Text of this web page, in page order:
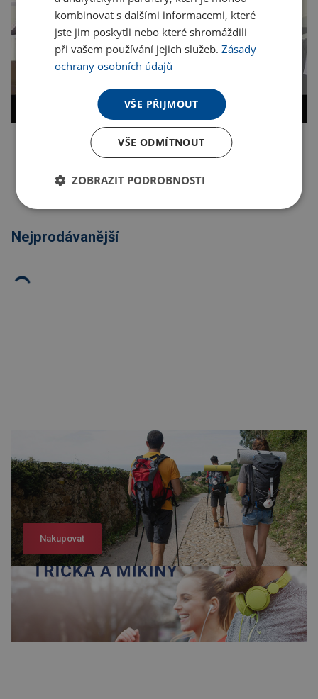
Kopírovat odkaz
Nejprodávanější
Nakupovat
kombinovat s dalšími informacemi, které
jste jim poskytli nebo které shromáždili
při vašem používání jejich služeb.Zásady
ochrany osobních údajů
VŠE PŘIJMOUT
VŠE ODMÍTNOUT
ZOBRAZIT PODROBNOSTI